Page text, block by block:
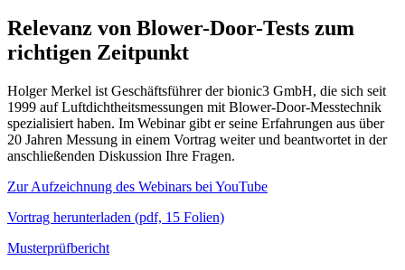
Relevanz von Blower-Door-Tests zum
richtigen Zeitpunkt
Holger Merkel ist Geschäftsführer der bionic3 GmbH, die sich seit
1999 auf Luftdichtheitsmessungen mit Blower-Door-Messtechnik
spezialisiert haben. Im Webinar gibt er seine Erfahrungen aus über
20 Jahren Messung in einem Vortrag weiter und beantwortet in der
anschließenden Diskussion Ihre Fragen.
Zur Aufzeichnung des Webinars bei YouTube
Vortrag herunterladen (pdf, 15 Folien)
Musterprüfbericht